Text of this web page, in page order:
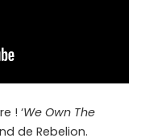
! ‘We Own The
de Rebelion.